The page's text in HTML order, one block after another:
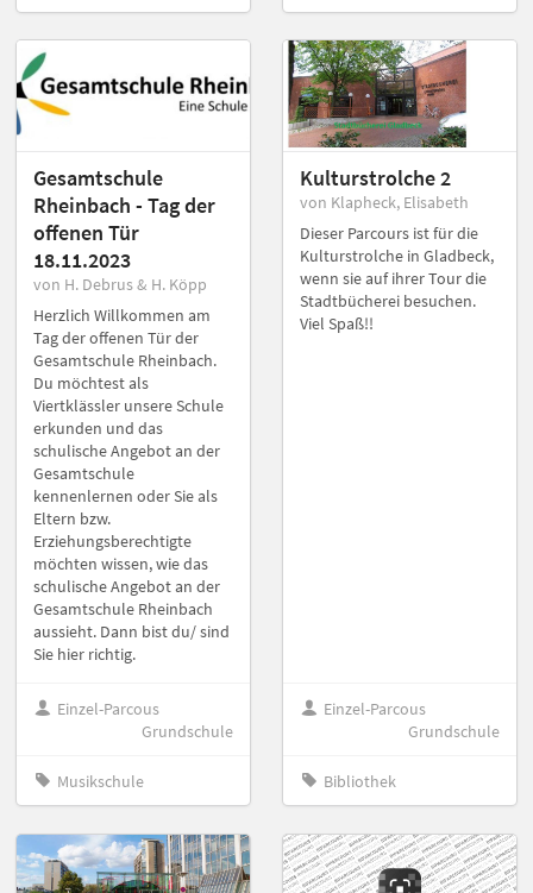
Gesamtschule
Rheinbach - Tag der
offenen Tür
18.11.2023
von H. Debrus & H. Köpp
Herzlich Willkommen am
Tag der offenen Tür der
Gesamtschule Rheinbach.
Du möchtest als
Viertklässler unsere Schule
erkunden und das
schulische Angebot an der
Gesamtschule
kennenlernen oder Sie als
Eltern bzw.
Erziehungsberechtigte
möchten wissen, wie das
schulische Angebot an der
Gesamtschule Rheinbach
aussieht. Dann bist du/ sind
Sie hier richtig.
Einzel-Parcous
Grundschule
Musikschule
Kulturstrolche 2
von Klapheck, Elisabeth
Dieser Parcours ist für die
Kulturstrolche in Gladbeck,
wenn sie auf ihrer Tour die
Stadtbücherei besuchen.
Viel Spaß!!
Einzel-Parcous
Grundschule
Bibliothek